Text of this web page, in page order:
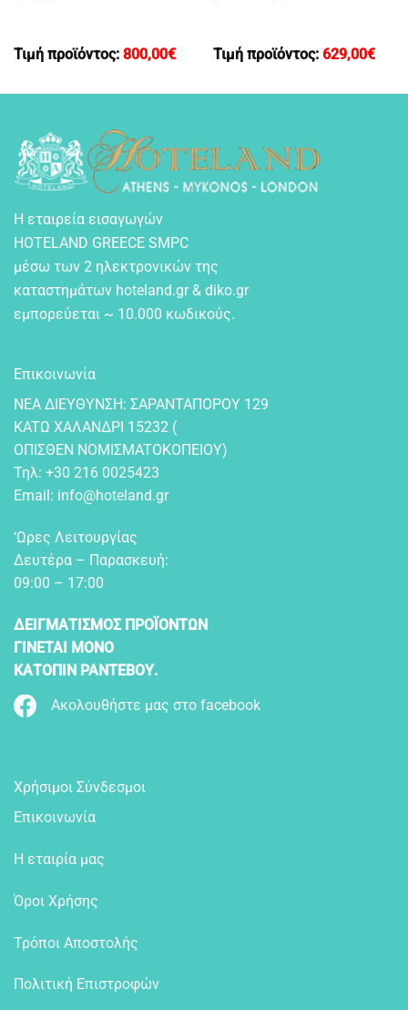
Τιμή προϊόντος: 800,00€ Τιμή προϊόντος: 629,00€
Η εταιρεία εισαγωγών
HOTELAND GREECE SMPC
μέσω των 2 ηλεκτρονικών της
καταστημάτων hoteland.gr & diko.gr
εμπορεύεται ~ 10.000 κωδικούς.
Επικοινωνία
NEA ΔIEYΘYNΣH: ΣAPANTAΠOPOY 129
KATΩ XAΛANΔPI 15232 (
OΠIΣΘEN NOMIΣMATOKOΠEIOY)
Τηλ: +30 216 0025423
Email: info@hoteland.gr
‘Ωρες Λειτουργίας
Δευτέρα – Παρασκευή:
09:00 – 17:00
ΔΕΙΓΜΑΤΙΣΜΟΣ ΠΡΟΪΟΝΤΩΝ
ΓΙΝΕΤΑΙ ΜΟΝΟ
ΚΑΤΟΠΙΝ ΡΑΝΤΕΒΟΥ.
Ακολουθήστε μας στο facebook
Χρήσιμοι Σύνδεσμοι
Επικοινωνία
Η εταιρία μας
Όροι Χρήσης
Τρόποι Αποστολής
Πολιτική Επιστροφών